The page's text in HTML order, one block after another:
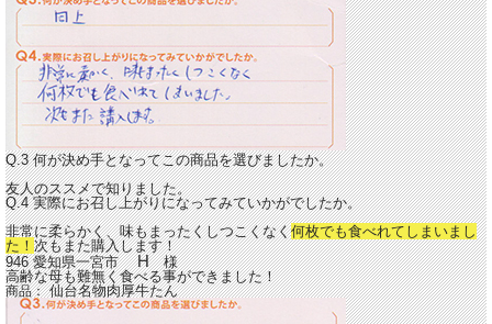
Q.3 何が決め手となってこの商品を選びましたか。
友人のススメで知りました。
Q.4 実際にお召し上がりになってみていかがでしたか。
非常に柔らかく、味もまったくしつこくなく何枚でも食べれてしまいまし
た！ 次もまた購入します！
946 愛知県一宮市H様
高齢な母も難無く食べる事ができました！
商品：仙台名物肉厚牛たん